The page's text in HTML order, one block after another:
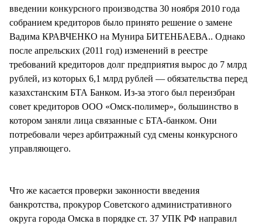
введении конкурсного производства 30 ноября 2010 года
собранием кредиторов было принято решение о замене
Вадима КРАВЧЕНКО на Мунира БИТЕНБАЕВА.. Однако
после апрельских (2011 год) изменений в реестре
требований кредиторов долг предприятия вырос до 7 млрд
рублей, из которых 6,1 млрд рублей — обязательства перед
казахстанским БТА Банком. Из-за этого был переизбран
совет кредиторов ООО «Омск-полимер», большинство в
котором заняли лица связанные с БТА-банком. Они
потребовали через арбитражный суд смены конкурсного
управляющего.
Что же касается проверки законности введения
банкротства, прокурор Советского административного
округа города Омска в порядке ст. 37 УПК РФ направил